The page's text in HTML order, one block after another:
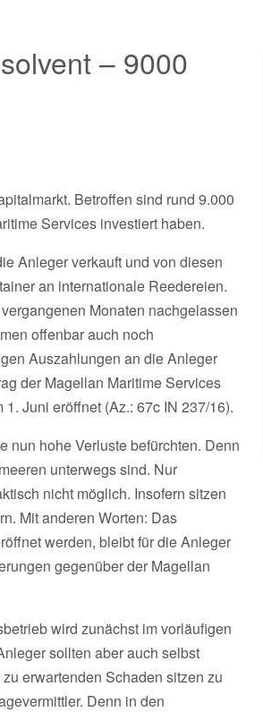
– 9000
Betroffen sind rund 9.000
Services investiert haben.
Anleger verkauft und von diesen
an internationale Reedereien.
Monaten nachgelassen
offenbar auch noch
Auszahlungen an die Anleger
der Magellan Maritime Services
1. Juni eröffnet (Az.: 67c IN 237/16).
nun hohe Verluste befürchten. Denn
unterwegs sind. Nur
nicht möglich. Insofern sitzen
Mit anderen Worten: Das
werden, bleibt für die Anleger
gegenüber der Magellan
wird zunächst im vorläufigen
sollten aber auch selbst
erwartenden Schaden sitzen zu
Denn in den